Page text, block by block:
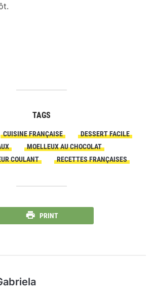
TAGS
CUISINE FRANÇAISE
DESSERT FACILE
MOELLEUX AU CHOCOLAT
COULANT
RECETTES FRANÇAISES
PRINT